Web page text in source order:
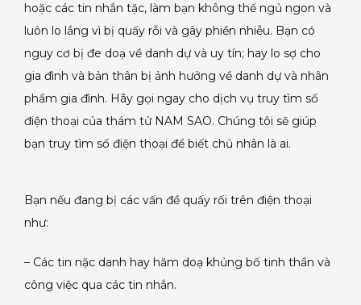
hoặc các tin nhắn tặc, làm bạn không thể ngủ ngon và
luôn lo lắng vì bị quấy rỗi và gây phiền nhiễu. Bạn có
nguy cơ bị đe doạ về danh dự và uy tín; hay lo sợ cho
gia đình và bản thân bị ảnh hưởng về danh dự và nhân
phẩm gia đình. Hãy gọi ngay cho dịch vụ truy tìm số
điện thoại của thám tử NAM SAO. Chúng tôi sẽ giúp
bạn truy tìm số điện thoại để biết chủ nhân là ai.
Bạn nếu đang bị các vấn đề quấy rối trên điện thoại
như:
– Các tin nặc danh hay hăm doạ khủng bố tinh thần và
công việc qua các tin nhắn.